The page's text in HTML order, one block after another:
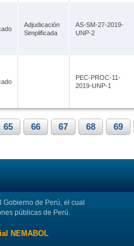
Adjudicación
Simplificada
AS-SM-27-2019-
UNP-2
PEC-PROC-11-
2019-UNP-1
65 66 67 68 69
Gobierno de Perú, el cual
públicas de Perú.
NEMABOL